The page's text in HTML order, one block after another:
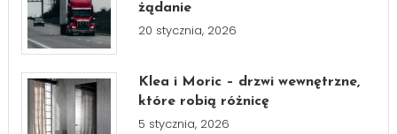
żądanie
20 stycznia, 2026
Klea i Moric – drzwi wewnętrzne,
które robią różnicę
5 stycznia, 2026